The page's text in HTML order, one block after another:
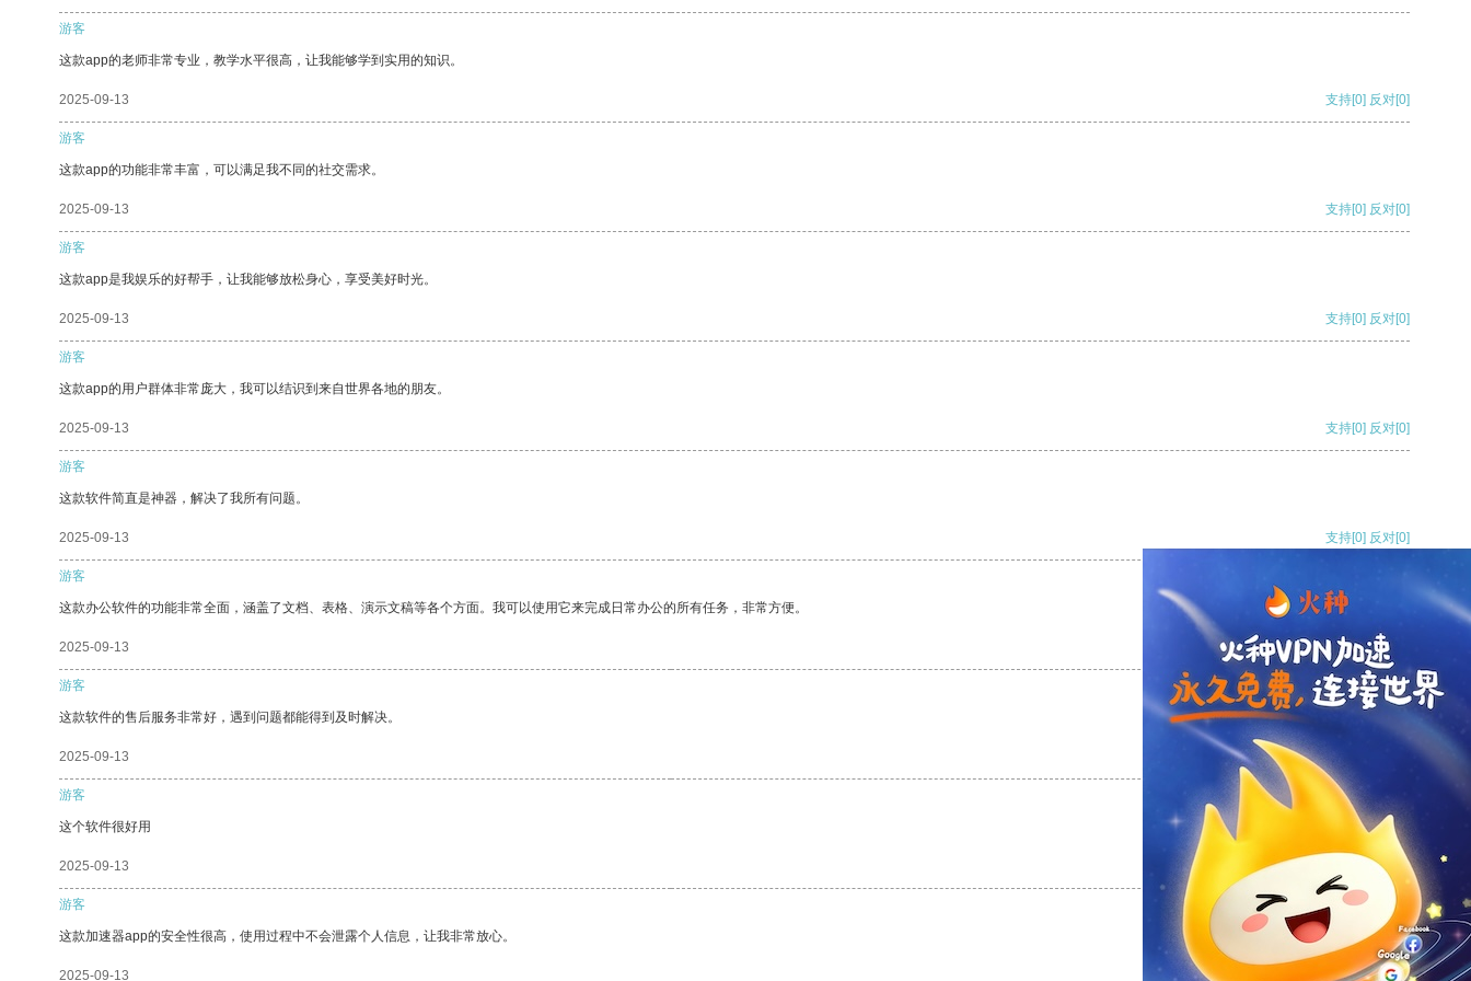
游客
这款app的老师非常专业，教学水平很高，让我能够学到实用的知识。
2025-09-13 支持[0] 反对[0]
游客
这款app的功能非常丰富，可以满足我不同的社交需求。
2025-09-13 支持[0] 反对[0]
游客
这款app是我娱乐的好帮手，让我能够放松身心，享受美好时光。
2025-09-13 支持[0] 反对[0]
游客
这款app的用户群体非常庞大，我可以结识到来自世界各地的朋友。
2025-09-13 支持[0] 反对[0]
游客
这款软件简直是神器，解决了我所有问题。
2025-09-13 支持[0] 反对[0]
游客
这款办公软件的功能非常全面，涵盖了文档、表格、演示文稿等各个方面。我可以使用它来完成日常办公的所有任务，非常方便。
2025-09-13 支持[0] 反对
游客
这款软件的售后服务非常好，遇到问题都能得到及时解决。
2025-09-13 支持
游客
这个软件很好用
2025-09-13 反对 [0]
游客
这款加速器app的安全性很高，使用过程中不会泄露个人信息，让我非常放心。
2025-09-13 支持[0] 反对[0]